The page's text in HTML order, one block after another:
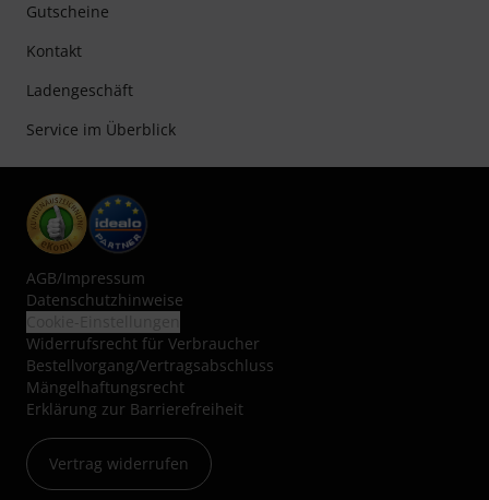
Gutscheine
Kontakt
Ladengeschäft
Service im Überblick
AGB/Impressum
Datenschutzhinweise
Widerrufsrecht für Verbraucher
Bestellvorgang/Vertragsabschluss
Mängelhaftungsrecht
Erklärung zur Barrierefreiheit
Vertrag widerrufen